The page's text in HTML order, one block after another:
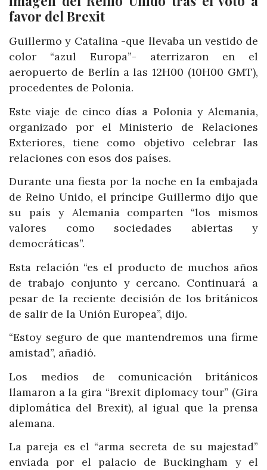
favor del Brexit
Guillermo y Catalina -que llevaba un vestido de
color “azul Europa”- aterrizaron en el
aeropuerto de Berlín a las 12H00 (10H00 GMT),
procedentes de Polonia.
Este viaje de cinco días a Polonia y Alemania,
organizado por el Ministerio de Relaciones
Exteriores, tiene como objetivo celebrar las
relaciones con esos dos países.
Durante una fiesta por la noche en la embajada
de Reino Unido, el príncipe Guillermo dijo que
su país y Alemania comparten “los mismos
valores como sociedades abiertas y
democráticas”.
Esta relación “es el producto de muchos años
de trabajo conjunto y cercano. Continuará a
pesar de la reciente decisión de los británicos
de salir de la Unión Europea”, dijo.
“Estoy seguro de que mantendremos una firme
amistad”, añadió.
Los medios de comunicación británicos
llamaron a la gira “Brexit diplomacy tour” (Gira
diplomática del Brexit), al igual que la prensa
alemana.
La pareja es el “arma secreta de su majestad”
enviada por el palacio de Buckingham y el